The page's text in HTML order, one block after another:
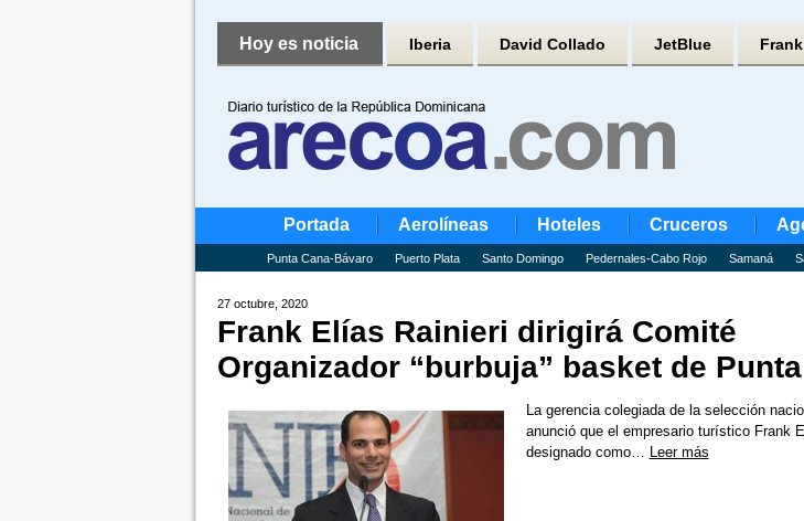
Hoy es noticia Iberia David Collado JetBlue
Portada Aerolíneas Hoteles Cruceros
Punta Cana-Bávaro Puerto Plata Santo Domingo Pedernales-Cabo Rojo Samaná
27 octubre, 2020
Frank Elías Rainieri dirigirá Comité
Organizador “burbuja” basket de
La gerencia colegiada de la selección
anunció que el empresario turístico Frank
designado como… Leer más